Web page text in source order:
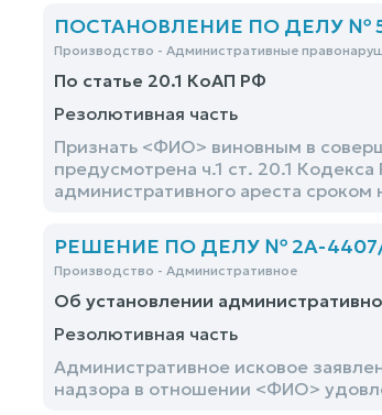
ПОСТАНОВЛЕНИЕ ПО ДЕЛУ № 5-
Производство - Административные
По статье 20.1 КоАП РФ
Резолютивная часть
Признать <ФИО> виновным в
предусмотрена ч.1 ст. 20.1
административного ареста сроком
РЕШЕНИЕ ПО ДЕЛУ № 2А-4407/
Производство - Административное
Об установлении
Резолютивная часть
Административное исковое
надзора в отношении <ФИО>